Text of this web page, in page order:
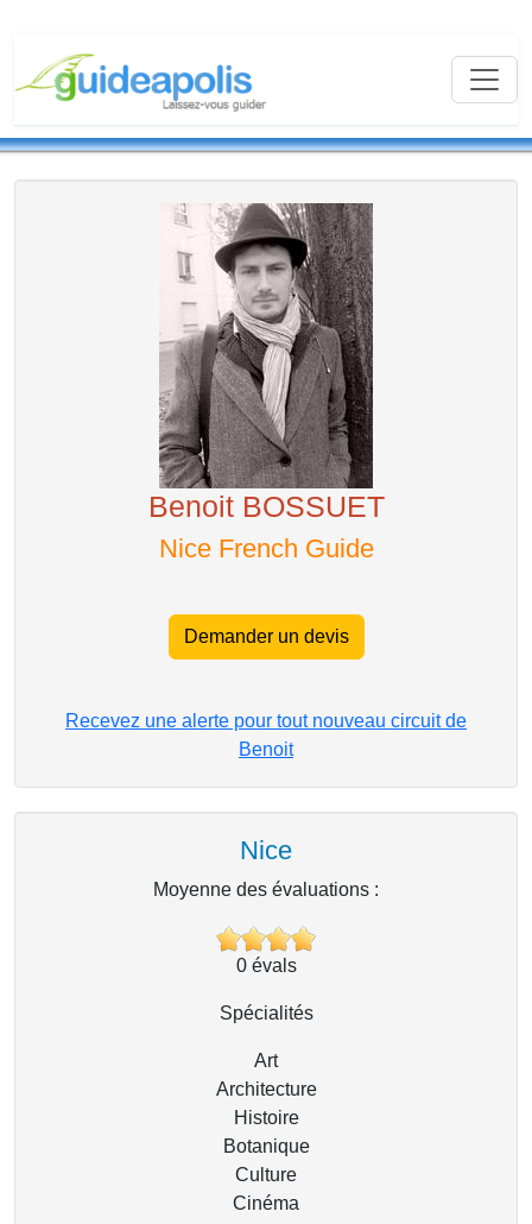
Benoit BOSSUET
Nice French Guide
Demander un devis
Recevez une alerte pour tout nouveau circuit de
Benoit
Nice
Moyenne des évaluations :
0évals
Spécialités
Art
Architecture
Histoire
Botanique
Culture
Cinéma